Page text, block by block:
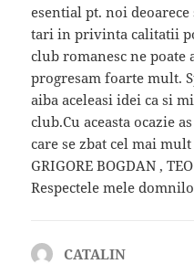
esential pt. noi
tari in privinta calitatii
club romanesc ne poate
progresam foarte mult.
aiba aceleasi idei ca si
club.Cu aceasta ocazie
care se zbat cel mai
GRIGORE BOGDAN ,
Respectele mele
CATALIN